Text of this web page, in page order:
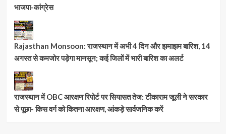
भाजपा-कांग्रेस
Rajasthan Monsoon: राजस्थान में अभी 4 दिन और झमाझम बारिश, 14
अगस्त से कमजोर पड़ेगा मानसून; कई जिलों में भारी बारिश का अलर्ट
राजस्थान में OBC आरक्षण रिपोर्ट पर सियासत तेज: टीकाराम जूली ने सरकार
से पूछा- किस वर्ग को कितना आरक्षण, आंकड़े सार्वजनिक करें